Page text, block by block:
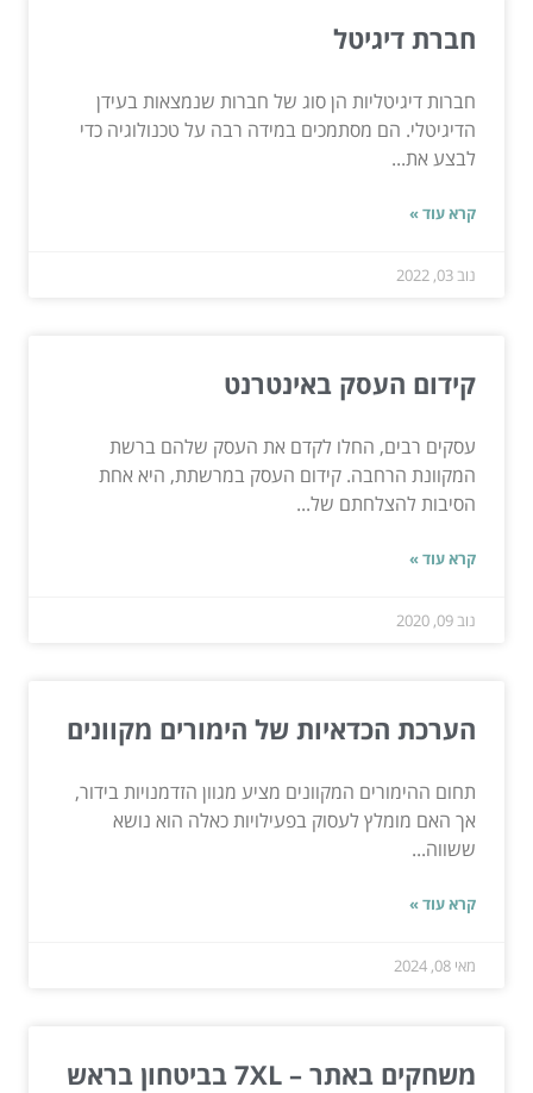
חברת דיגיטל
חברות דיגיטליות הן סוג של חברות שנמצאות בעידן
הדיגיטלי. הם מסתמכים במידה רבה על טכנולוגיה כדי
לבצע את...
קרא עוד »
נוב 03, 2022
קידום העסק באינטרנט
עסקים רבים, החלו לקדם את העסק שלהם ברשת
המקוונת הרחבה. קידום העסק במרשתת, היא אחת
הסיבות להצלחתם של...
קרא עוד »
נוב 09, 2020
הערכת הכדאיות של הימורים מקוונים
תחום ההימורים המקוונים מציע מגוון הזדמנויות בידור,
אך האם מומלץ לעסוק בפעילויות כאלה הוא נושא
ששווה...
קרא עוד »
מאי 08, 2024
משחקים באתר – 7XL בביטחון בראש